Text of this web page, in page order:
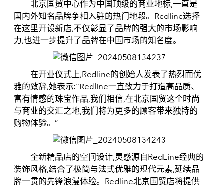
北京国贸中心作为中国顶级的商业地标,一直是
国内外知名品牌争相入驻的热门地段。Redline选择
在这里开设新店,不仅彰显了品牌的强大的市场影响
力,也进一步提升了品牌在中国市场的知名度。
在开业仪式上,Redline的创始人发表了热烈而优
雅的致辞,她表示:“Redline一直致力于打造高品质、
富有情感的珠宝作品,我们相信,在北京国贸这个时尚
与商业的交汇之地,我们将为更多的顾客带来独特的
购物体验。”
全新精品店的空间设计,灵感源自RedLine经典的
装饰风格,结合了极简与法式优雅的现代元素,延续品
牌一贯的先锋浪漫体验。Redline北京国贸店将提供